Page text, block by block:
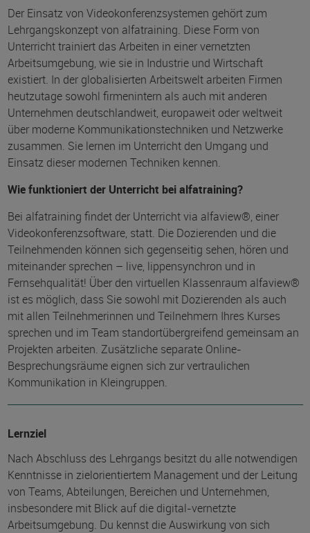
Der Einsatz von Videokonferenzsystemen gehört zum
Lehrgangskonzept von alfatraining. Diese Form von
Unterricht trainiert das Arbeiten in einer vernetzten
Arbeitsumgebung, wie sie in Industrie und Wirtschaft
existiert. In der globalisierten Arbeitswelt arbeiten Firmen
heutzutage sowohl firmenintern als auch mit anderen
Unternehmen deutschlandweit, europaweit oder weltweit
über moderne Kommunikationstechniken und Netzwerke
zusammen. Sie lernen im Unterricht den Umgang und
Einsatz dieser modernen Techniken kennen.
Wie funktioniert der Unterricht bei alfatraining?
Bei alfatraining findet der Unterricht via alfaview®, einer
Videokonferenzsoftware, statt. Die Dozierenden und die
Teilnehmenden können sich gegenseitig sehen, hören und
miteinander sprechen – live, lippensynchron und in
Fernsehqualität! Über den virtuellen Klassenraum alfaview®
ist es möglich, dass Sie sowohl mit Dozierenden als auch
mit allen Teilnehmerinnen und Teilnehmern Ihres Kurses
sprechen und im Team standortübergreifend gemeinsam an
Projekten arbeiten. Zusätzliche separate Online-
Besprechungsräume eignen sich zur vertraulichen
Kommunikation in Kleingruppen.
Lernziel
Nach Abschluss des Lehrgangs besitzt du alle notwendigen
Kenntnisse in zielorientiertem Management und der Leitung
von Teams, Abteilungen, Bereichen und Unternehmen,
insbesondere mit Blick auf die digital-vernetzte
Arbeitsumgebung. Du kennst die Auswirkung von sich